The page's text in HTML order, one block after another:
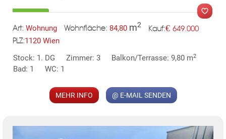
Art: Wohnung Wohnfläche: 84,80 m2 Kauf:€ 649.000
PLZ:1120 Wien
Stock: 1. DG
Zimmer: 3 Balkon/Terrasse: 9,80 m2
Bad: 1 WC: 1
MEHR INFO @ E-MAIL SENDEN